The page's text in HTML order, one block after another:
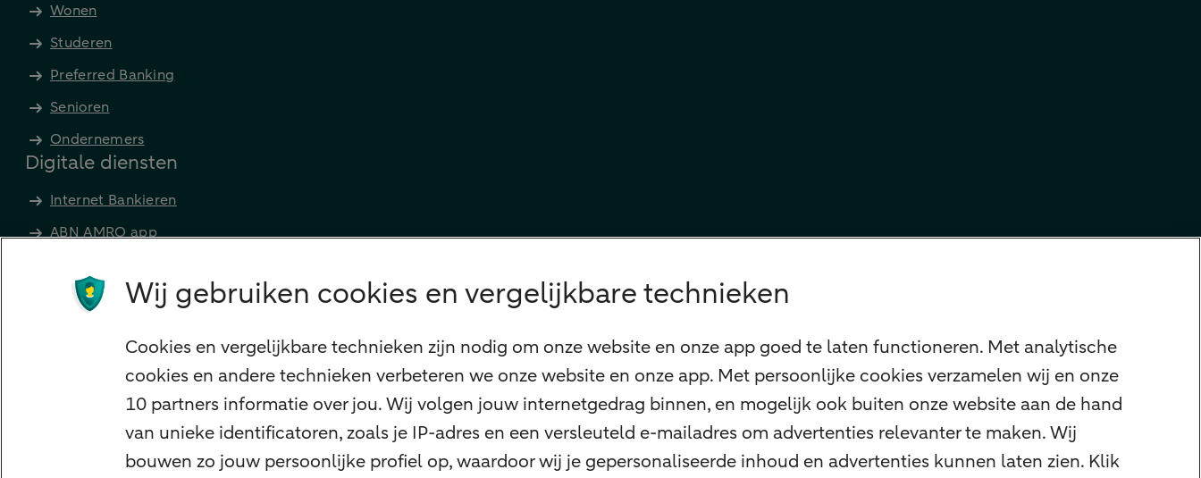
Wonen
Studeren
Preferred Banking
Senioren
Ondernemers
Digitale diensten
Internet Bankieren
ABN AMRO app
Apple Pay
Meest gezocht
Hypotheek berekenen
Wij gebruiken cookies en vergelijkbare technieken
Cookies en vergelijkbare technieken zijn nodig om onze website en onze app goed te laten functioneren. Met analytische
cookies en andere technieken verbeteren we onze website en onze app. Met persoonlijke cookies verzamelen wij en onze
10 partners informatie over jou. Wij volgen jouw internetgedrag binnen, en mogelijk ook buiten onze website aan de hand
van unieke identificatoren, zoals je IP-adres en een versleuteld e-mailadres om advertenties relevanter te maken. Wij
bouwen zo jouw persoonlijke profiel op, waardoor wij je gepersonaliseerde inhoud en advertenties kunnen laten zien. Klik